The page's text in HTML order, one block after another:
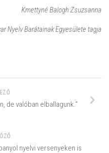
Kmettyné Balogh Zsuzsanna
Nyelv Barátainak Egyesülete tagja
de valóban elballagunk.”
nyelvi versenyeken is